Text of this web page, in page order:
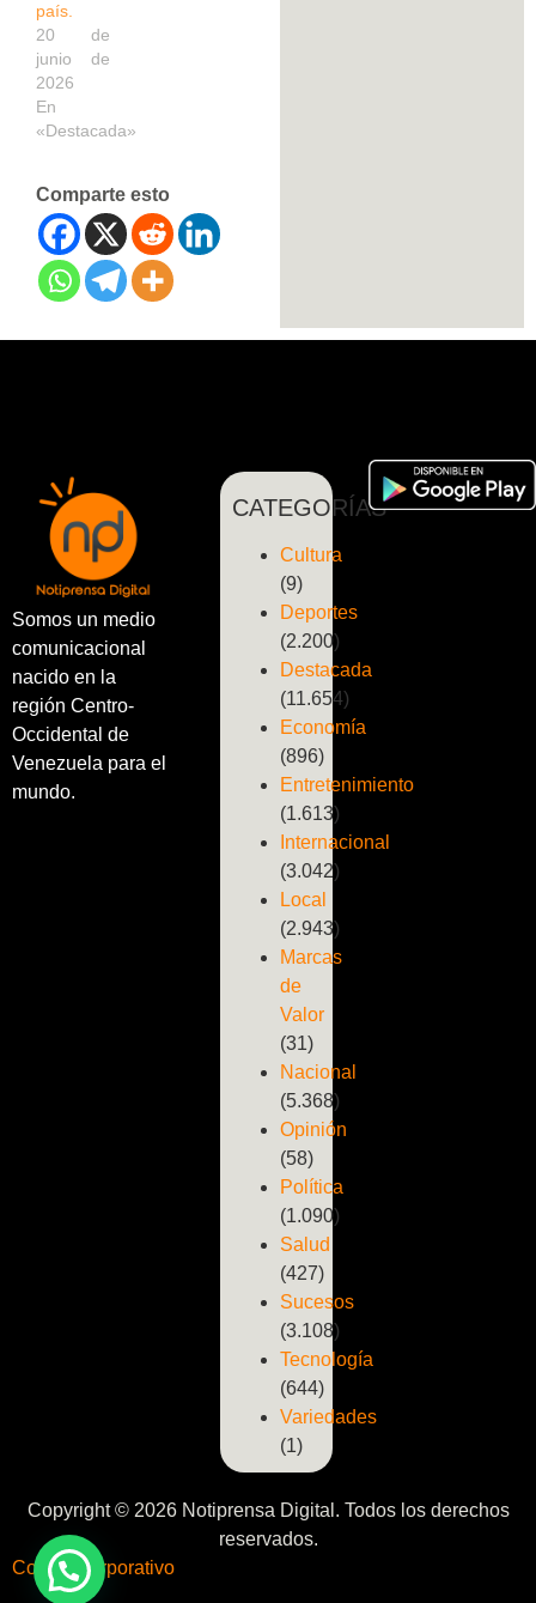
país.
20 de
junio de
2026
En
«Destacada»
Comparte esto
Somos un medio
comunicacional
nacido en la
región Centro-
Occidental de
Venezuela para el
mundo.
CATEGORÍAS
Cultura
(9)
Deportes
(2.200)
Destacada
(11.654)
Economía
(896)
Entretenimiento
(1.613)
Internacional
(3.042)
Local
(2.943)
Marcas
de
Valor
(31)
Nacional
(5.368)
Opinión
(58)
Política
(1.090)
Salud
(427)
Sucesos
(3.108)
Tecnología
(644)
Variedades
(1)
Copyright © 2026 Notiprensa Digital. Todos los derechos
reservados.
Correo Corporativo